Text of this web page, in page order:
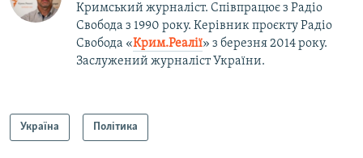
Кримський журналіст. Співпрацює з Радіо
Свобода з 1990 року. Керівник проєкту Радіо
Свобода «Крим.Реалії» з березня 2014 року.
Заслужений журналіст України.
Україна Політика